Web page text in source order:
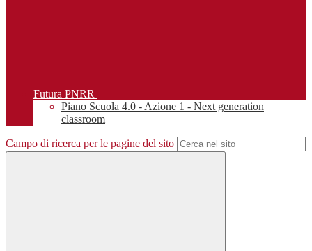
Futura PNRR
Piano Scuola 4.0 - Azione 1 - Next generation
classroom
Campo di ricerca per le pagine del sito